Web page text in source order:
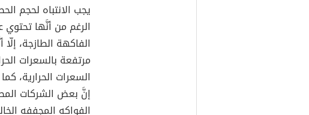
يجب الانتباه لحجم
الرغم من أنَّها
الفاكهة الطازجة،
مرتفعة بالسعرات
السعرات الحرارية،
إنَّ بعض الشركات
الفواكه المجففه